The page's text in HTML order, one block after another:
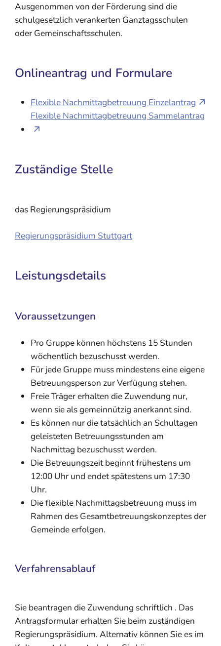
Ausgenommen von der Förderung sind die
schulgesetzlich verankerten Ganztagsschulen
oder Gemeinschaftsschulen.
Onlineantrag und Formulare
Flexible Nachmittagbetreuung Einzelantrag
Flexible Nachmittagbetreuung Sammelantrag
Zuständige Stelle
das Regierungspräsidium
Regierungspräsidium Stuttgart
Leistungsdetails
Voraussetzungen
Pro Gruppe können höchstens 15 Stunden
wöchentlich bezuschusst werden.
Für jede Gruppe muss mindestens eine eigene
Betreuungsperson zur Verfügung stehen.
Freie Träger erhalten die Zuwendung nur,
wenn sie als gemeinnützig anerkannt sind.
Es können nur die tatsächlich an Schultagen
geleisteten Betreuungsstunden am
Nachmittag bezuschusst werden.
Die Betreuungszeit beginnt frühestens um
12:00 Uhr und endet spätestens um 17:30
Uhr.
Die flexible Nachmittagsbetreuung muss im
Rahmen des Gesamtbetreuungskonzeptes der
Gemeinde erfolgen.
Verfahrensablauf
Sie beantragen die Zuwendung schriftlich . Das
Antragsformular erhalten Sie beim zuständigen
Regierungspräsidium. Alternativ können Sie es im